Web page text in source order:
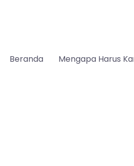
Beranda Mengapa Harus